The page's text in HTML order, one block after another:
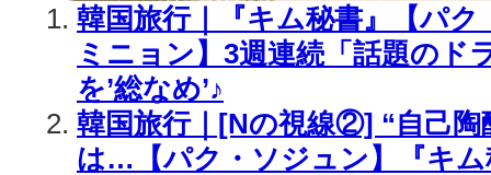
韓国旅行｜『キム秘書』【パ
ミニョン】3週連続「話題のド
を’総なめ’♪
韓国旅行｜[Nの視線②] “自己陶
は…【パク・ソジュン】『キ